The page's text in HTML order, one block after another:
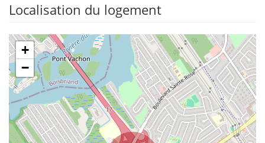
Localisation du logement
+
−